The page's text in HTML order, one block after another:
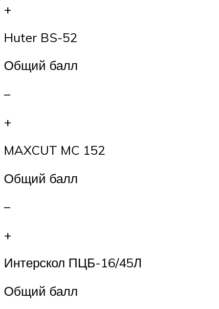
+
Huter BS-52
Общий балл
–
+
MAXCUT MC 152
Общий балл
–
+
Интерскол ПЦБ-16/45Л
Общий балл